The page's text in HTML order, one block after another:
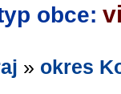
obce:
» okres